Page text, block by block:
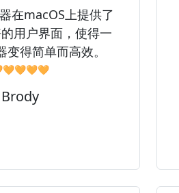
在macOS上提供了
用户界面，使得一
得简单而高效。
Brody